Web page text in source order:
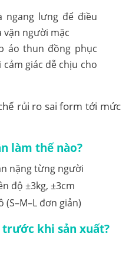
áo thun đồng phục
giác dễ chịu cho
rủi ro sai form tới mức
làm thế nào?
nặng từng người
độ ±3kg, ±3cm
(S–M–L đơn giản)
trước khi sản xuất?